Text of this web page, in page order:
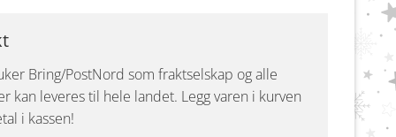
Bring/PostNord som fraktselskap og alle
kan leveres til hele landet. Legg varen i kurven
i kassen!